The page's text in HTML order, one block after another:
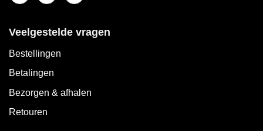
Veelgestelde vragen
Bestellingen
Betalingen
Bezorgen & afhalen
Retouren